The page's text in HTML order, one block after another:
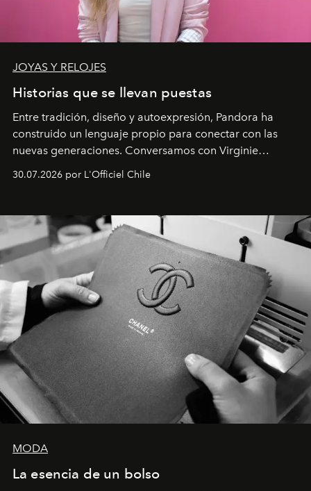
JOYAS Y RELOJES
Historias que se llevan puestas
Entre tradición, diseño y autoexpresión, Pandora ha
construido un lenguaje propio para conectar con las
nuevas generaciones. Conversamos con Virginie
Dubray, la responsable de marketing para
Latinoamérica, sobre identidad, cultura y el valor
30.07.2026 por L'Officiel Chile
MODA
La esencia de un bolso